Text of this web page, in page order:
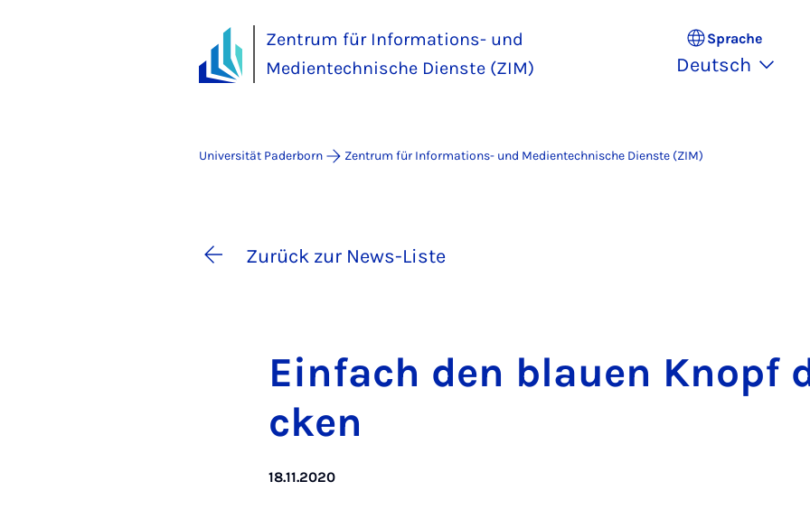
Zentrum für Informations- und
Medientechnische Dienste (ZIM)
Sprache
Deutsch
Universität Paderborn Zentrum für Informations- und Medientechnische Dienste (ZIM)
Zurück zur News-Liste
Ein­fach den blau­en Knopf
cken
18.11.2020